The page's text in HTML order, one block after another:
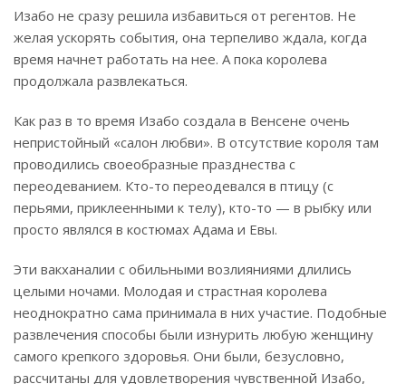
Изабо не сразу решила избавиться от регентов. Не
желая ускорять события, она терпеливо ждала, когда
время начнет работать на нее. А пока королева
продолжала развлекаться.
Как раз в то время Изабо создала в Венсене очень
непристойный «салон любви». В отсутствие короля там
проводились своеобразные празднества с
переодеванием. Кто-то переодевался в птицу (с
перьями, приклеенными к телу), кто-то — в рыбку или
просто являлся в костюмах Адама и Евы.
Эти вакханалии с обильными возлияниями длились
целыми ночами. Молодая и страстная королева
неоднократно сама принимала в них участие. Подобные
развлечения способы были изнурить любую женщину
самого крепкого здоровья. Они были, безусловно,
рассчитаны для удовлетворения чувственной Изабо,